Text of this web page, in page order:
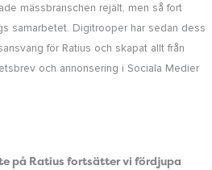
mässbranschen rejält, men så fort
samarbetet. Digitrooper har sedan dess
för Ratius och skapat allt från
och annonsering i Sociala Medier
på Ratius fortsätter vi fördjupa